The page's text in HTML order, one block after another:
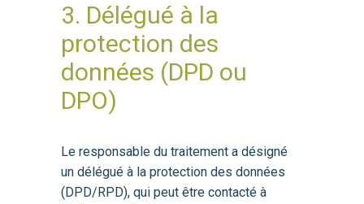
3. Délégué à la
protection des
données (DPD ou
DPO)
Le responsable du traitement a désigné
un délégué à la protection des données
(DPD/RPD), qui peut être contacté à